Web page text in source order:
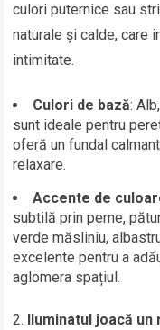
culori puternice sau
naturale și calde, care
intimitate.
Culori de bază:
sunt ideale pentru
oferă un fundal
relaxare.
Accente de
subtilă prin perne,
verde măsliniu,
excelente pentru a
aglomera spațiul.
Iluminatul joacă